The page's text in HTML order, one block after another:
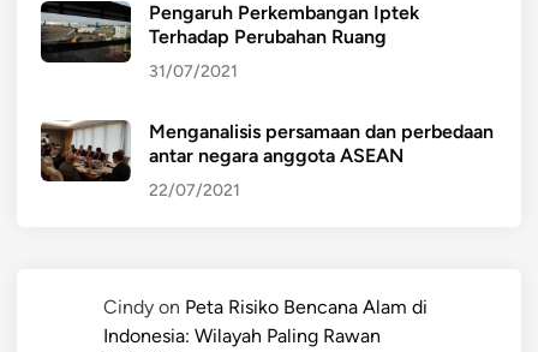
Pengaruh Perkembangan Iptek
Terhadap Perubahan Ruang
31/07/2021
Menganalisis persamaan dan perbedaan
antar negara anggota ASEAN
22/07/2021
Cindy on Peta Risiko Bencana Alam di
Indonesia: Wilayah Paling Rawan